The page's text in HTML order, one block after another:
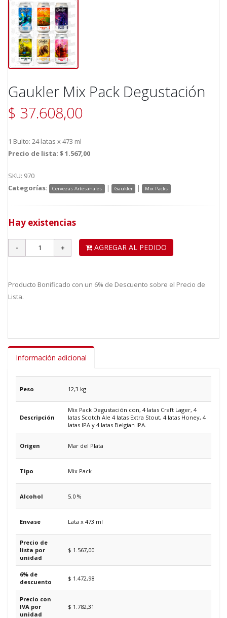
Gaukler Mix Pack Degustación
$ 37.608,00
1 Bulto: 24 latas x 473 ml
Precio de lista: $ 1.567,00
SKU: 970
Categorías:
Cervezas Artesanales | Gaukler | Mix Packs
Hay existencias
AGREGAR AL PEDIDO
Producto Bonificado con un 6% de Descuento sobre el Precio de
Lista.
Información adicional
Peso 12,3 kg
Descripción
Mix Pack Degustación con, 4 latas Craft Lager, 4
latas Scotch Ale 4 latas Extra Stout, 4 latas Honey, 4
latas IPA y 4 latas Belgian IPA.
Origen Mar del Plata
Tipo Mix Pack
Alcohol 5.0 %
Envase Lata x 473 ml
Precio de
lista por
unidad
$ 1.567,00
6% de
descuento
$ 1.472,98
Precio con
IVA por
unidad
$ 1.782,31